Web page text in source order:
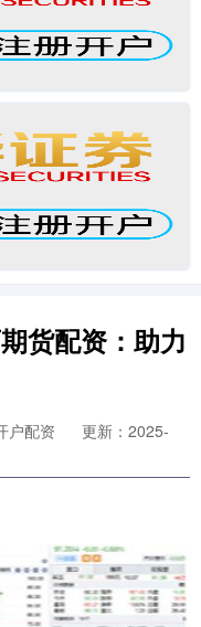
货配资：助力
户配资
更新：2025-